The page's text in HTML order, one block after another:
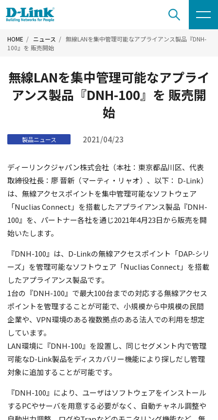
HOME ニュース
無線LANを集中管理可能なアプライアンス製品『DNH-
100』を 販売開始
無線LANを集中管理可能なアプライ
アンス製品『DNH-100』を 販売開
始
製品ニュース 2021/04/23
ディーリンクジャパン株式会社（本社：東京都品川区、代表
取締役社長：廖 晋新（マーティ・リャオ）、以下： D-Link）
は、無線アクセスポイントを集中管理可能なソフトウェア
「Nuclias Connect」を搭載したアプライアンス製品『DNH-
100』を、パートナー各社を通じ2021年4月23日から販売を開
始いたします。
『DNH-100』は、D-Linkの無線アクセスポイント「DAP-シリ
ーズ」を管理可能なソフトウェア「Nuclias Connect」を搭載
したアプライアンス製品です。
1台の『DNH-100』で最大100台までの対応する無線アクセス
ポイントを管理することが可能で、小規模から中規模の民間
企業や、VPN環境のある複数拠点のある法人での利用を想定
しています。
LAN環境に『DNH-100』を設置し、同じセグメント内で管理
可能なD-Link製品をディスカバリー機能により探しだし管理
対象に追加することが可能です。
『DNH-100』により、ユーザはソフトウェアをインストール
するPCやサーバを用意する必要がなく、自動チャネル調整や